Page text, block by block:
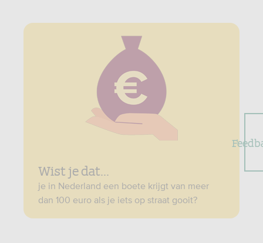
Wist je dat...
je in Nederland een boete krijgt van meer
dan 100 euro als je iets op straat gooit?